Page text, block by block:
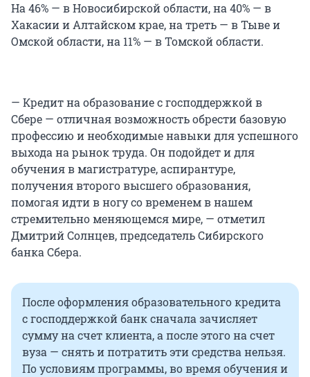
На 46% — в Новосибирской области, на 40% — в
Хакасии и Алтайском крае, на треть — в Тыве и
Омской области, на 11% — в Томской области.
— Кредит на образование с господдержкой в
Сбере — отличная возможность обрести базовую
профессию и необходимые навыки для успешного
выхода на рынок труда. Он подойдет и для
обучения в магистратуре, аспирантуре,
получения второго высшего образования,
помогая идти в ногу со временем в нашем
стремительно меняющемся мире, — отметил
Дмитрий Солнцев, председатель Сибирского
банка Сбера.
После оформления образовательного кредита
с господдержкой банк сначала зачисляет
сумму на счет клиента, а после этого на счет
вуза — снять и потратить эти средства нельзя.
По условиям программы, во время обучения и